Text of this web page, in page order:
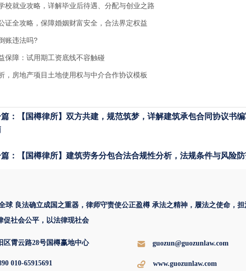
校就业攻略，详解毕业后待遇、分配与创业之路
证全攻略，保障婚姻财富安全，合法界定权益
账违法吗?
保障：试用期工资底线不容触碰
，房地产项目土地使用权与中介合作协议模板
篇：【国樽律所】双方共建，规范筑梦，详解建筑承包合同协议书
：【国樽律所】建筑劳务分包合法合规性分析，法规条件与风险
球 良法确立成国之重器，律师守责使公正盈樽 承法之精神，履法之使命，担
促社会公平，以法律现社会
区霄云路28号国樽赢地中心 guozun@guozunlaw.com
010-65915691 www.guozunlaw.com